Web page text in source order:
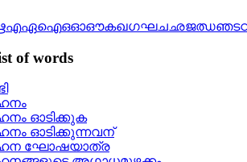
എഏഐഒഓഔകഖഗഘചഛജഝഞട
of words
ഓടിക്കുക
ഓടിക്കുന്നവന്
ഘോഷയാത്ര